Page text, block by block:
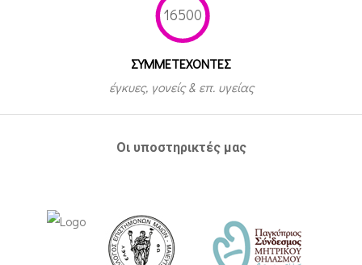
16500
ΣΥΜΜΕΤEΧΟΝΤΕΣ
έγκυες, γονείς & επ. υγείας
Οι υποστηρικτές μας